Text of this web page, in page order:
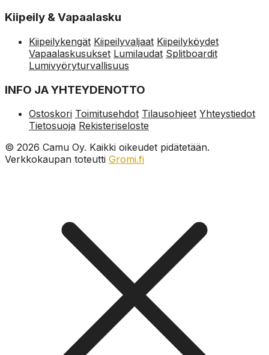
Kiipeily & Vapaalasku
Kiipeilykengät Kiipeilyvaljaat Kiipeilyköydet
Vapaalaskusukset Lumilaudat Splitboardit
Lumivyöryturvallisuus
INFO JA YHTEYDENOTTO
Ostoskori Toimitusehdot Tilausohjeet Yhteystiedot
Tietosuoja Rekisteriseloste
© 2026 Camu Oy. Kaikki oikeudet pidätetään.
Verkkokaupan toteutti Gromi.fi